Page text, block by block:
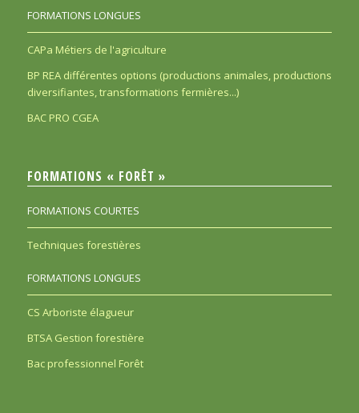
FORMATIONS LONGUES
CAPa Métiers de l'agriculture
BP REA différentes options (productions animales, productions
diversifiantes, transformations fermières...)
BAC PRO CGEA
FORMATIONS « FORÊT »
FORMATIONS COURTES
Techniques forestières
FORMATIONS LONGUES
CS Arboriste élagueur
BTSA Gestion forestière
Bac professionnel Forêt